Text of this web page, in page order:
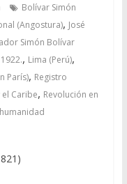
Bolívar Simón
(Angostura), José
Simón Bolívar
, Lima (Perú),
París), Registro
Caribe, Revolución en